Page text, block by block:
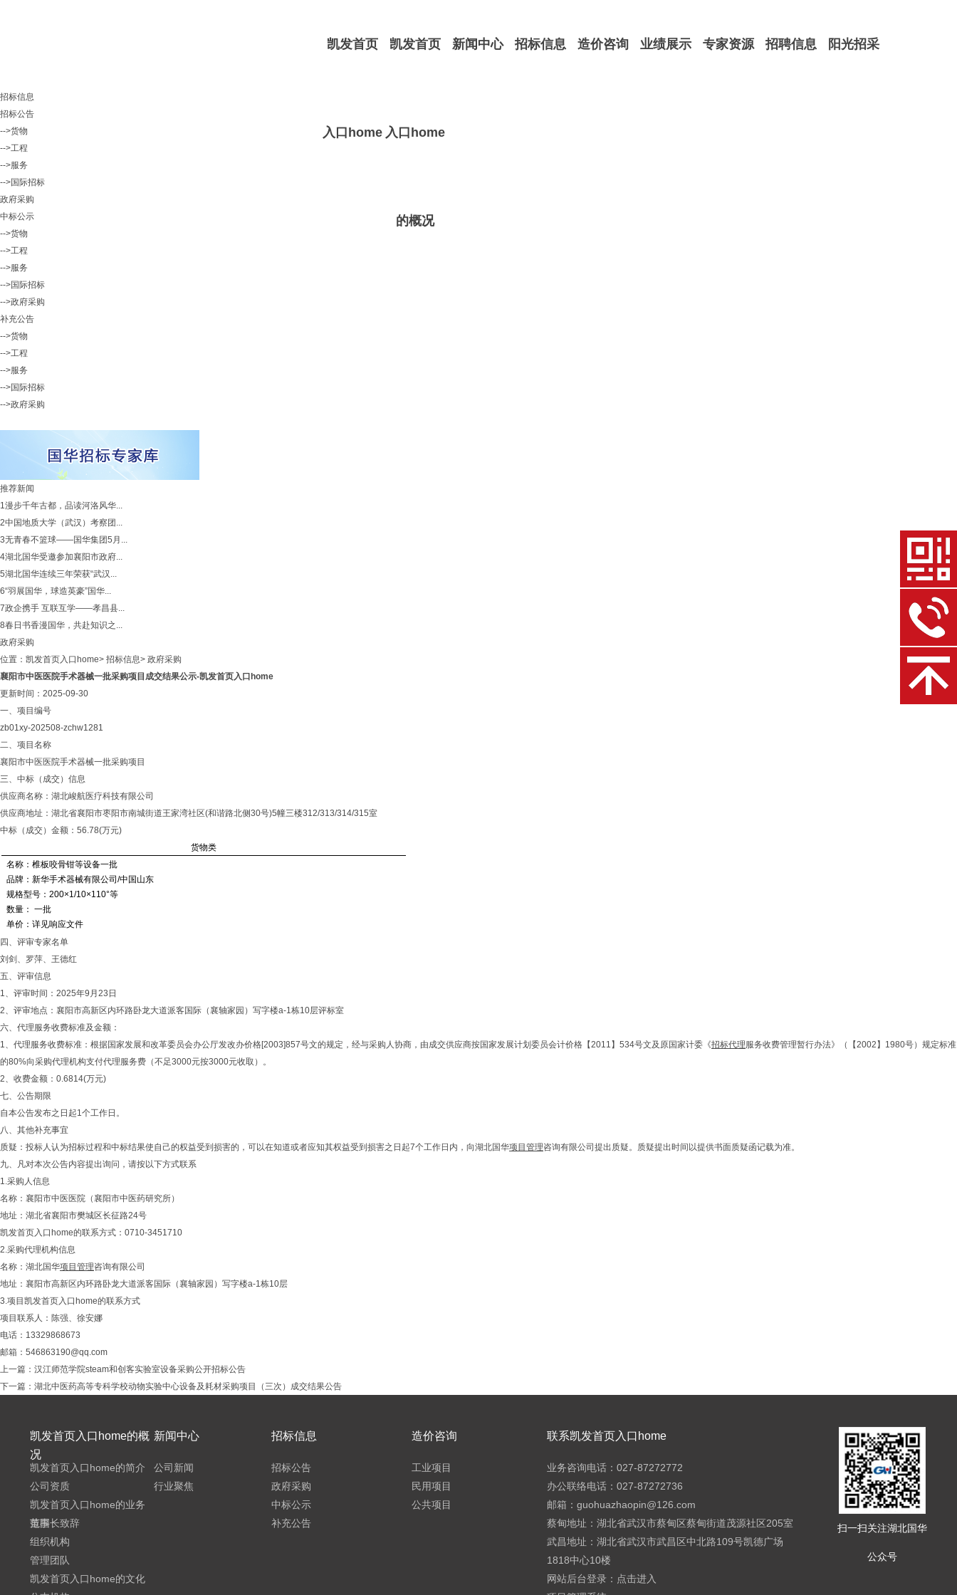
凯发首页
入口home
凯发首页
入口home
的概况
新闻中心 招标信息 造价咨询 业绩展示 专家资源 招聘信息 阳光招采
招标信息
招标公告
-->货物
-->工程
-->服务
-->国际招标
政府采购
中标公示
-->货物
-->工程
-->服务
-->国际招标
-->政府采购
补充公告
-->货物
-->工程
-->服务
-->国际招标
-->政府采购
推荐新闻
1漫步千年古都，品读河洛风华...
2中国地质大学（武汉）考察团...
3无青春不篮球——国华集团5月...
4湖北国华受邀参加襄阳市政府...
5湖北国华连续三年荣获“武汉...
6“羽展国华，球造英豪”国华...
7政企携手 互联互学——孝昌县...
8春日书香漫国华，共赴知识之...
政府采购
位置： 凯发首页入口home> 招标信息> 政府采购
襄阳市中医医院手术器械一批采购项目成交结果公示-凯发首页入口home
更新时间：2025-09-30
一、项目编号
zb01xy-202508-zchw1281
二、项目名称
襄阳市中医医院手术器械一批采购项目
三、中标（成交）信息
供应商名称：湖北峻航医疗科技有限公司
供应商地址：湖北省襄阳市枣阳市南城街道王家湾社区(和谐路北侧30号)5幢三楼312/313/314/315室
中标（成交）金额：56.78(万元)
货物类
名称：椎板咬骨钳等设备一批
品牌：新华手术器械有限公司/中国山东
规格型号：200×1/10×110°等
数量： 一批
单价：详见响应文件
四、评审专家名单
刘剑、罗萍、王德红
五、评审信息
1、评审时间：2025年9月23日
2、评审地点：襄阳市高新区内环路卧龙大道派客国际（襄轴家园）写字楼a-1栋10层评标室
六、代理服务收费标准及金额：
1、代理服务收费标准：根据国家发展和改革委员会办公厅发改办价格[2003]857号文的规定，经与采购人协商，由成交供应商按国家发展计划委员会计价格【2011】534号文及原国家计委《招标代理服务收费管理暂行办法》（【2002】1980号）规定标准
的80%向采购代理机构支付代理服务费（不足3000元按3000元收取）。
2、收费金额：0.6814(万元)
七、公告期限
自本公告发布之日起1个工作日。
八、其他补充事宜
质疑：投标人认为招标过程和中标结果使自己的权益受到损害的，可以在知道或者应知其权益受到损害之日起7个工作日内，向湖北国华项目管理咨询有限公司提出质疑。质疑提出时间以提供书面质疑函记载为准。
九、凡对本次公告内容提出询问，请按以下方式联系
1.采购人信息
名称：襄阳市中医医院（襄阳市中医药研究所）
地址：湖北省襄阳市樊城区长征路24号
凯发首页入口home的联系方式：0710-3451710
2.采购代理机构信息
名称：湖北国华项目管理咨询有限公司
地址：襄阳市高新区内环路卧龙大道派客国际（襄轴家园）写字楼a-1栋10层
3.项目凯发首页入口home的联系方式
项目联系人：陈强、徐安娜
电话：13329868673
邮箱： 546863190@qq.com
上一篇： 汉江师范学院steam和创客实验室设备采购公开招标公告
下一篇： 湖北中医药高等专科学校动物实验中心设备及耗材采购项目（三次）成交结果公告
凯发首页入口home的概
况
凯发首页入口home的简介
公司资质
凯发首页入口home的业务
范围
董事长致辞
组织机构
管理团队
凯发首页入口home的文化
新闻中心
公司新闻
行业聚焦
招标信息
招标公告
政府采购
中标公示
补充公告
造价咨询
工业项目
民用项目
公共项目
联系凯发首页入口home
业务咨询电话：027-87272772
办公联络电话：027-87272736
邮箱： guohuazhaopin@126.com
蔡甸地址：湖北省武汉市蔡甸区蔡甸街道茂源社区205室
武昌地址：湖北省武汉市武昌区中北路109号凯德广场
1818中心10楼
网站后台登录： 点击进入
扫一扫关注湖北国华
公众号